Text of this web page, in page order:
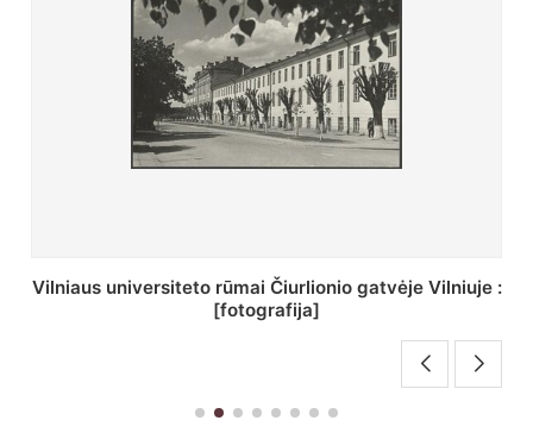
St. Batoro universiteto J. Pilsudskio kolegija :
[fotografija]